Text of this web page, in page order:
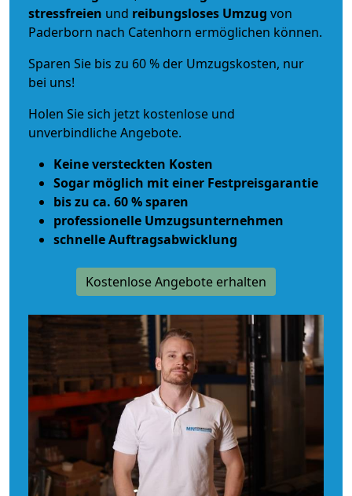
stressfreien und reibungsloses Umzug von
Paderborn nach Catenhorn ermöglichen können.
Sparen Sie bis zu 60 % der Umzugskosten, nur
bei uns!
Holen Sie sich jetzt kostenlose und
unverbindliche Angebote.
Keine versteckten Kosten
Sogar möglich mit einer Festpreisgarantie
bis zu ca. 60 % sparen
professionelle Umzugsunternehmen
schnelle Auftragsabwicklung
Kostenlose Angebote erhalten